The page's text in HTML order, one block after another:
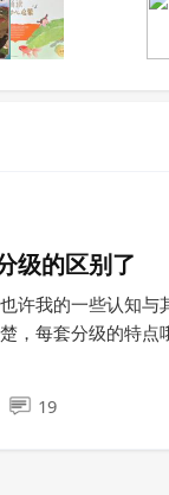
级的区别了
许我的一些认知
，每套分级的特点
19